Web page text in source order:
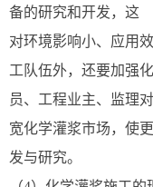
备的研究和开发，这
对环境影响小、应用
工队伍外，还要加强
员、工程业主、监理
宽化学灌浆市场，使
发与研究。